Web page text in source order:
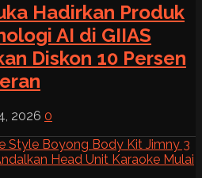
Hadirkan Produk
AI di GIIAS
Diskon 10 Persen
2026 0